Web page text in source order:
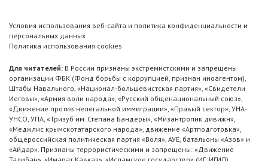
Условия использования веб-сайта и политика конфиденциальности и
персональных данных
Политика использования cookies
Для читателей: В России признаны экстремистскими и запрещены
организации ФБК (Фонд борьбы с коррупцией, признан иноагентом),
Штабы Навального, «Национал-большевистская партия», «Свидетели
Иеговы», «Армия воли народа», «Русский общенациональный союз»,
«Движение против нелегальной иммиграции», «Правый сектор», УНА-
УНСО, УПА, «Тризуб им. Степана Бандеры», «Мизантропик дивижн»,
«Меджлис крымскотатарского народа», движение «Артподготовка»,
общероссийская политическая партия «Воля», АУЕ, батальоны «Азов» и
«Айдар». Признаны террористическими и запрещены: «Движение
Талибан», «Имарат Кавказ», «Исламское государство» (ИГ, ИГИЛ),